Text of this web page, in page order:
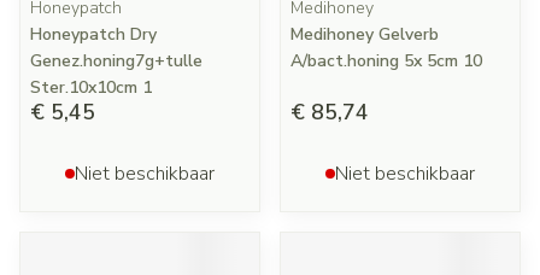
Honeypatch
Honeypatch Dry
Genez.honing7g+tulle
Ster.10x10cm 1
€ 5,45
Niet beschikbaar
Medihoney
Medihoney Gelverb
A/bact.honing 5x 5cm 10
€ 85,74
Niet beschikbaar